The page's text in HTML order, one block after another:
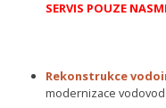
SERVIS POUZE
Rekonstrukce
modernizace